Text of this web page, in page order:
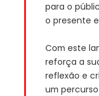
para o
o presente
Com este
reforça a
reflexão e
um